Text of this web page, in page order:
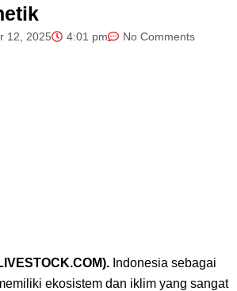
12, 2025 4:01 pm
No Comments
Indonesia sebagai
ekosistem dan iklim yang sangat